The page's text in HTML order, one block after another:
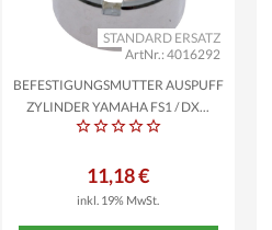
ArtNr.: 4016292
STANDARD ERSATZ
BEFESTIGUNGSMUTTER AUSPUFF
ZYLINDER YAMAHA FS1 / DX...
11,18 €
inkl. 19% MwSt.